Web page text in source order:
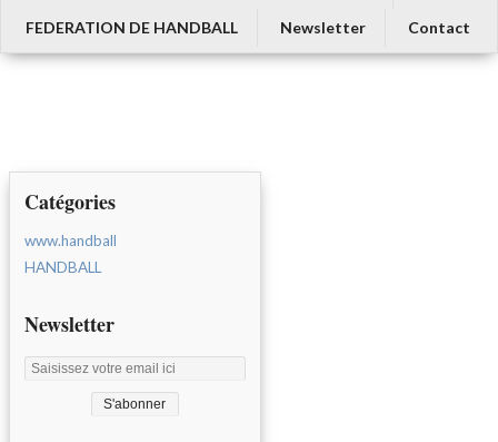
FEDERATION DE HANDBALL
Newsletter Contact
Catégories
www.handball
HANDBALL
Newsletter